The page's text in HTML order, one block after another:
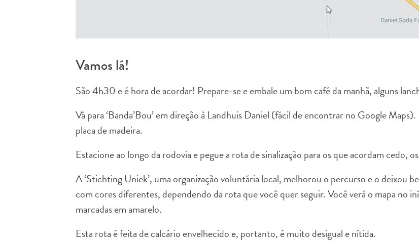
Vamos lá!
São 4h30 e é hora de acordar! Prepare-se e embale um bom café da manhã, alguns
Vá para ‘Banda’Bou’ em direção à Landhuis Daniel (fácil de encontrar no Google
placa de madeira.
Estacione ao longo da rodovia e pegue a rota de sinalização para os que acordam cedo,
A ‘Stichting Uniek’, uma organização voluntária local, melhorou o percurso e o deixou
com cores diferentes, dependendo da rota que você quer seguir. Você verá o mapa no
marcadas em amarelo.
Esta rota é feita de calcário envelhecido e, portanto, é muito desigual e nítida.